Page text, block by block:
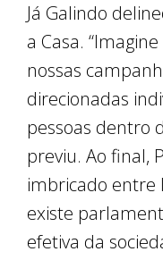
Já Galindo
a Casa.
nossas
direcionadas
pessoas dentro
previu. Ao final,
imbricado entre
existe
efetiva da